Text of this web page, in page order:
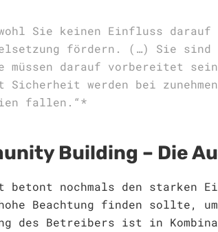
Sie keinen Einfluss
fördern. (…) Sie sind
müssen darauf vorbereitet
Sicherheit werden bei
fallen.“*
Building – Die
betont nochmals den starken
Beachtung finden sollte,
des Betreibers ist in